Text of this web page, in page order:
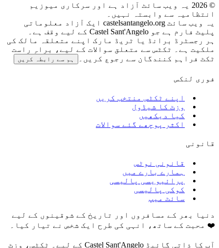
©
2026 یہ ویب سائٹ آزاد ہے اور سرکاری میوزیم
انتظامیہ سے وابستہ نہیں۔
یہ ویب سائٹ castelsantangelo.org ایک آزاد معلوماتی
پلیٹ فارم ہے جو Castel Sant'Angelo کے لیے وقف ہے۔
ہر رجسٹرڈ برانڈ یا ٹریڈ مارک اپنے متعلقہ مالک کی
ملکیت ہے۔ ٹکٹس سے متعلق سوالات کے لیے، براہِ راست
ٹکٹ فراہم کنندگان سے رجوع کریں۔
ہم سے رابطہ کریں
فوری لنکس
اپنے ٹکٹس منتخب کریں
وزٹ کا شیڈول
کیا دیکھیں
اکثر پوچھے گئے سوالات
قانونی
قانونی نوٹس
ہمارے بارے میں
پرائیویسی پالیسی
کوکی پالیسی
سائٹ میپ
دنیا بھر کے مسافروں اور تاریخ کے شوقینوں کے لیے
❤️ محبت کے ساتھ، انہی کی طرح ایک شخص نے تیار کیا۔
آپ کا ذاتی گائیڈ Castel Sant'Angelo کے لیے۔ ٹکٹس، وزٹ